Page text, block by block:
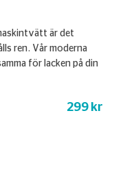
är det
ren. Vår moderna
för lacken på din
299 kr